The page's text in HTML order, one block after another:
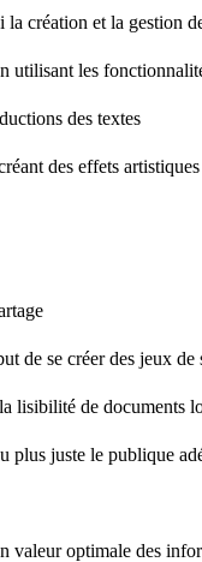
création et la gestion
utilisant les
des textes
des effets
de se créer des jeux
lisibilité de documents
plus juste le publique
optimale des